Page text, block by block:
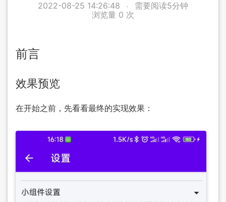
2022-08-25 14:26:48
需要阅读5分钟
浏览量 0 次
前言
效果预览
在开始之前，先看看最终的实现效果：